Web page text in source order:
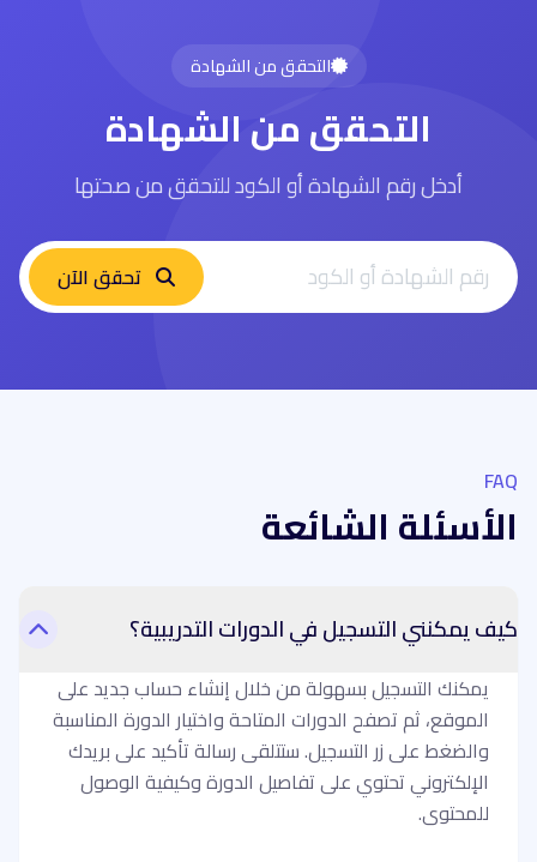
التحقق من الشهادة
التحقق من الشهادة
أدخل رقم الشهادة أو الكود للتحقق من صحتها
FAQ
الأسئلة الشائعة
كيف يمكنني التسجيل في الدورات التدريبية؟
يمكنك التسجيل بسهولة من خلال إنشاء حساب جديد على
الموقع، ثم تصفح الدورات المتاحة واختيار الدورة المناسبة
والضغط على زر التسجيل. ستتلقى رسالة تأكيد على بريدك
الإلكتروني تحتوي على تفاصيل الدورة وكيفية الوصول
للمحتوى.